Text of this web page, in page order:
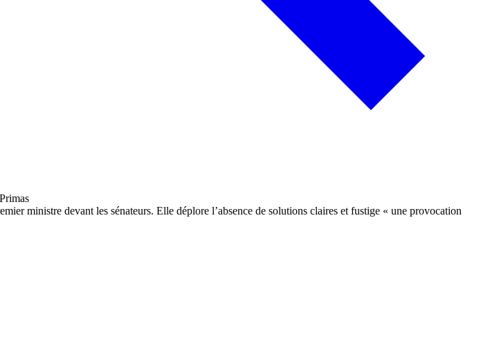
ministre devant les sénateurs. Elle déplore l’absence de solutions claires et fustige « une provocation